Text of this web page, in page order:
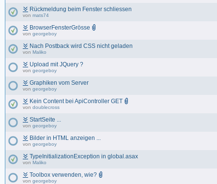
Rückmeldung beim Fenster schliessen
von mats74
BrowserFensterGrösse
von georgeboy
Nach Postback wird CSS nicht geladen
von Maliko
Upload mit JQuery ?
von georgeboy
Graphiken vom Server
von georgeboy
Kein Content bei ApiController GET
von doublecross
StartSeite ...
von georgeboy
Bilder in HTML anzeigen ...
von georgeboy
TypeInitializationException in global.asax
von Maliko
Toolbox verwenden, wie?
von georgeboy